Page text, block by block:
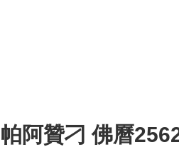
帕阿贊刁 佛曆